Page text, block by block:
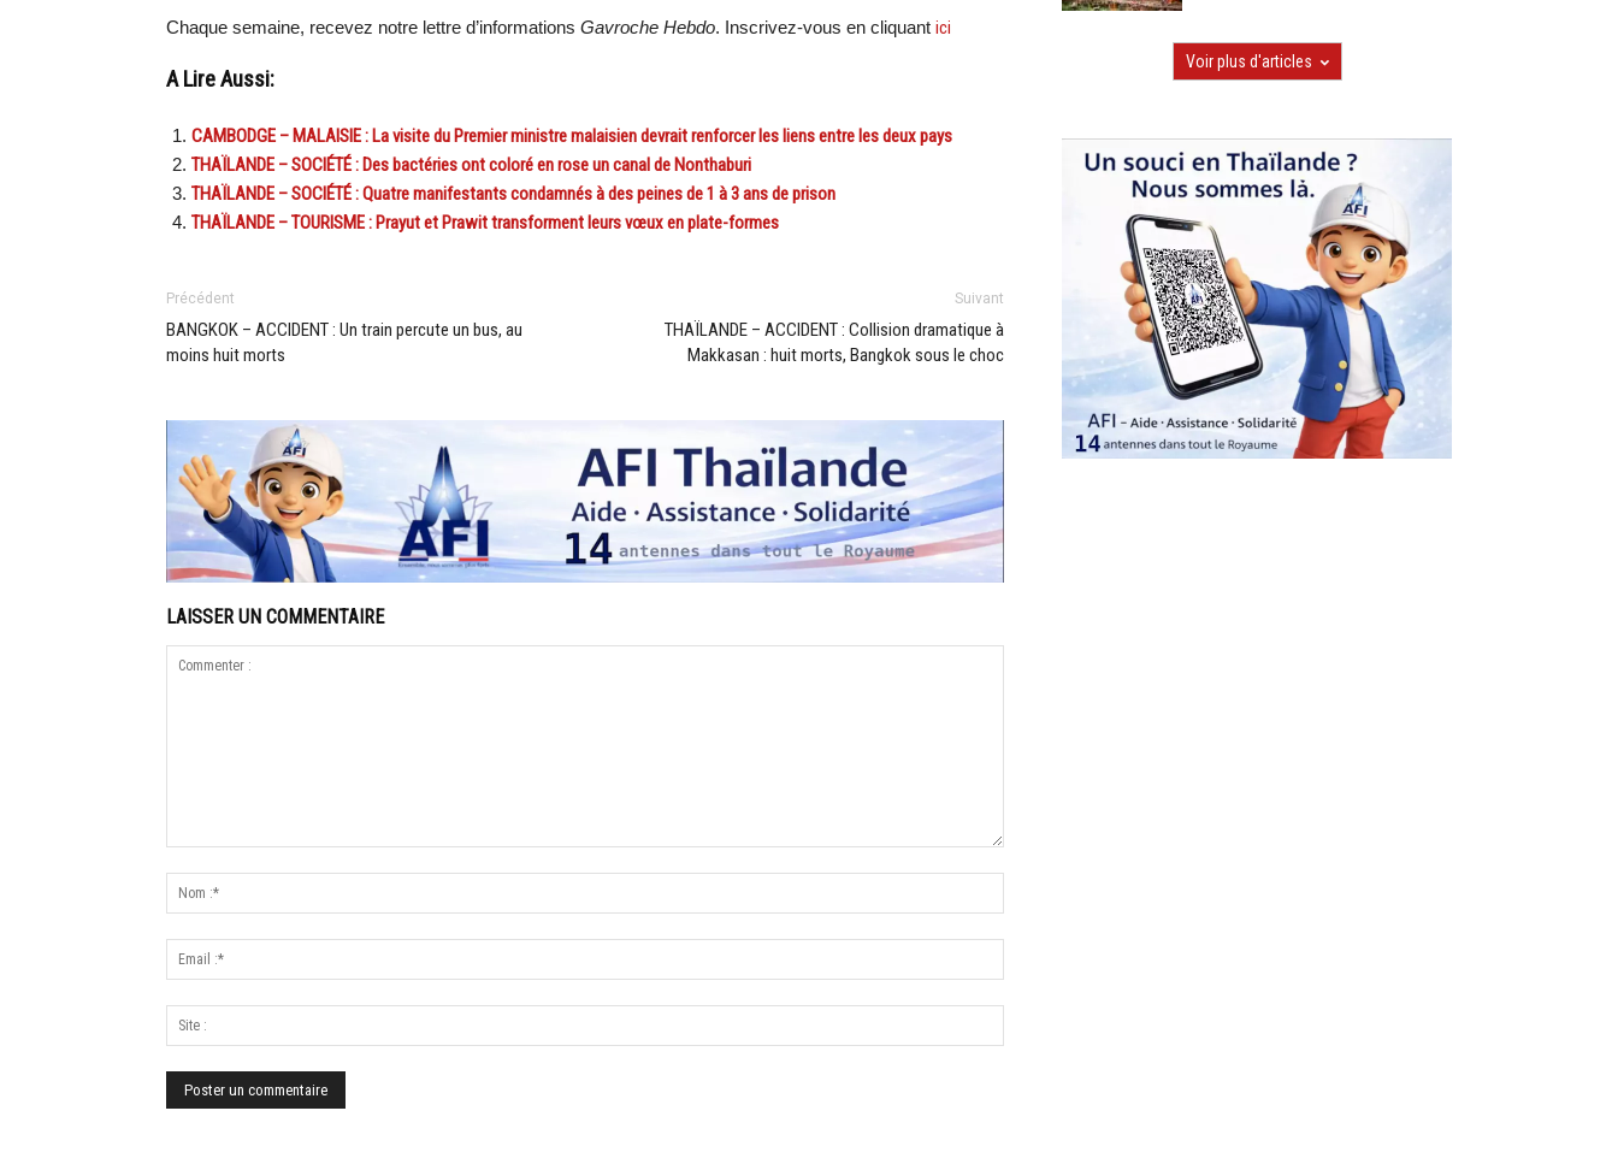
Chaque semaine, recevez notre lettre d’informations Gavroche Hebdo. Inscrivez-vous en cliquant ici
A Lire Aussi:
CAMBODGE – MALAISIE : La visite du Premier ministre malaisien devrait renforcer les liens entre les deux pays
THAÏLANDE – SOCIÉTÉ : Des bactéries ont coloré en rose un canal de Nonthaburi
THAÏLANDE – SOCIÉTÉ : Quatre manifestants condamnés à des peines de 1 à 3 ans de prison
THAÏLANDE – TOURISME : Prayut et Prawit transforment leurs vœux en plate-formes
Précédent
BANGKOK – ACCIDENT : Un train percute un bus, au
moins huit morts
Suivant
THAÏLANDE – ACCIDENT : Collision dramatique à
Makkasan : huit morts, Bangkok sous le choc
LAISSER UN COMMENTAIRE
Voir plus d'articles